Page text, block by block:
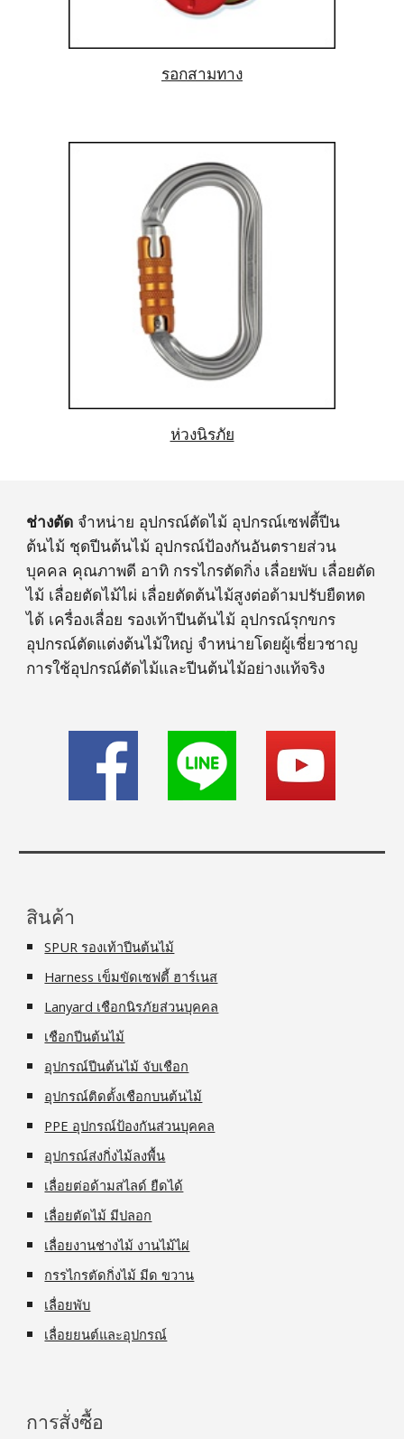
รอกสามทาง
ห่วงนิรภัย
ช่างตัด จำหน่าย อุปกรณ์ตัดไม้ อุปกรณ์เซฟตี้ปีน
ต้นไม้ ชุดปีนต้นไม้ อุปกรณ์ป้องกันอันตรายส่วน
บุคคล คุณภาพดี อาทิ กรรไกรตัดกิ่ง เลื่อยพับ เลื่อยตัด
ไม้ เลื่อยตัดไม้ไผ่ เลื่อยตัดต้นไม้สูงต่อด้ามปรับยืดหด
ได้ เครื่องเลื่อย รองเท้าปีนต้นไม้ อุปกรณ์รุกขกร
อุปกรณ์ตัดแต่งต้นไม้ใหญ่ จำหน่ายโดยผู้เชี่ยวชาญ
การใช้อุปกรณ์ตัดไม้และปีนต้นไม้อย่างแท้จริง
สินค้า
SPUR รองเท้าปีนต้นไม้
Harness เข็มขัดเซฟตี้ ฮาร์เนส
Lanyard เชือกนิรภัยส่วนบุคคล
เชือกปีนต้นไม้
อุปกรณ์ปีนต้นไม้ จับเชือก
อุปกรณ์ติดตั้งเชือกบนต้นไม้
PPE อุปกรณ์ป้องกันส่วนบุคคล
อุปกรณ์ส่งกิ่งไม้ลงพื้น
เลื่อยต่อด้ามสไลด์ ยืดได้
เลื่อยตัดไม้ มีปลอก
เลื่อยงานช่างไม้ งานไม้ไผ่
กรรไกรตัดกิ่งไม้ มีด ขวาน
เลื่อยพับ
เลื่อยยนต์และอุปกรณ์
การสั่งซื้อ